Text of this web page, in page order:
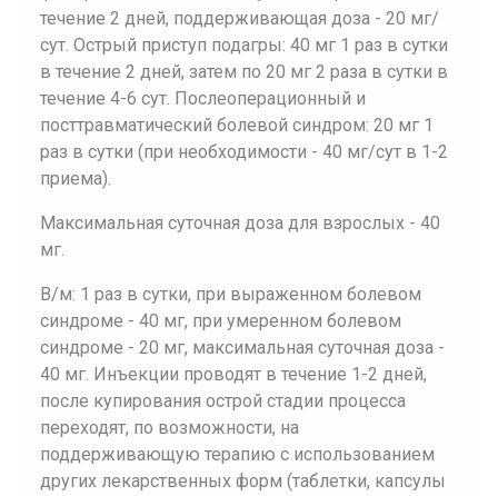
течение 2 дней, поддерживающая доза - 20 мг/
сут. Острый приступ подагры: 40 мг 1 раз в сутки
в течение 2 дней, затем по 20 мг 2 раза в сутки в
течение 4-6 сут. Послеоперационный и
посттравматический болевой синдром: 20 мг 1
раз в сутки (при необходимости - 40 мг/сут в 1-2
приема).
Максимальная суточная доза для взрослых - 40
мг.
В/м: 1 раз в сутки, при выраженном болевом
синдроме - 40 мг, при умеренном болевом
синдроме - 20 мг, максимальная суточная доза -
40 мг. Инъекции проводят в течение 1-2 дней,
после купирования острой стадии процесса
переходят, по возможности, на
поддерживающую терапию с использованием
других лекарственных форм (таблетки, капсулы